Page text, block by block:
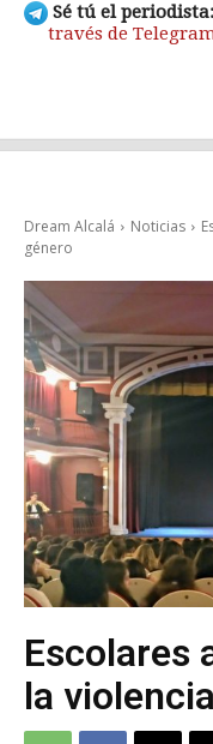
Sé tú el periodista:
través de